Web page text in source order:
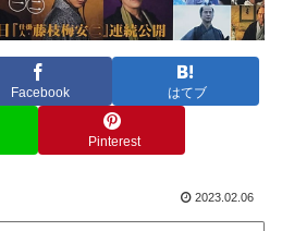
Facebook はてブ
Pinterest
2023.02.06